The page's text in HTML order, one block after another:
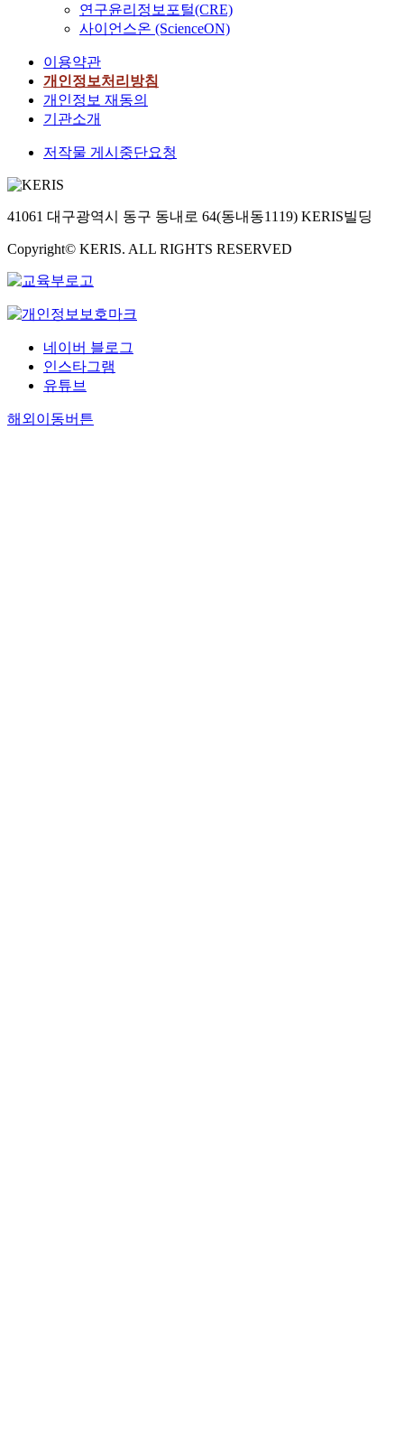
연구윤리정보포털(CRE)
사이언스온 (ScienceON)
이용약관
개인정보처리방침
개인정보 재동의
기관소개
저작물 게시중단요청
41061 대구광역시 동구 동내로 64(동내동1119) KERIS빌딩
Copyright© KERIS. ALL RIGHTS RESERVED
네이버 블로그
인스타그램
유튜브
해외이동버튼